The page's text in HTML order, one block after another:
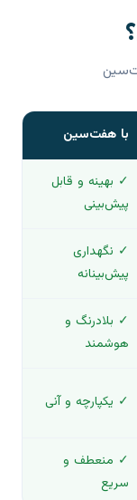
با هفت‌سین
✓ بهینه و قابل
پیش‌بینی
✓ نگهداری
پیش‌بینانه
✓ بلادرنگ و
هوشمند
✓ یکپارچه و آنی
✓ منعطف و
سریع